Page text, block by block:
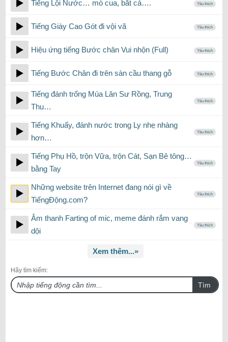
Tiếng Lội Nước… mò cua, bắt cá…. Yêu thích
Tiếng Giày Cao Gót đi vội vã Yêu thích
Hiệu ứng tiếng Bước chân Vui nhộn (Full) Yêu thích
Tiếng Bước Chân đi trên sàn cầu thang gỗ Yêu thích
Tiếng đánh trống Múa Lân Sư Rồng, Trung
Thu…
Yêu thích
Tiếng Khuấy, đánh nước trong Ly nhẹ nhàng
hơn…
Yêu thích
Tiếng Phụ Hồ, trộn Vữa, trộn Cát, Sạn Bê tông…
bằng Tay
Yêu thích
Những website trên Internet đang nói gì về
TiếngĐộng.com?
Yêu thích
Âm thanh Farting of mic, meme đánh rắm vang
dội
Yêu thích
Xem thêm...»
Hãy tìm kiếm:
Tìm